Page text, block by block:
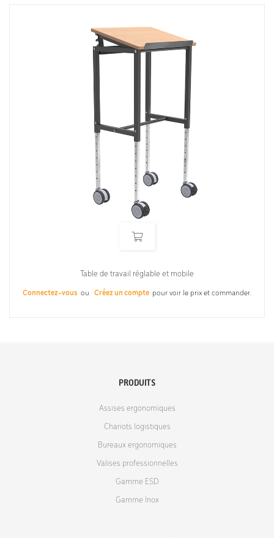
Table de travail réglable et mobile
Connectez-vous ou Créez un compte pour voir le prix et commander.
PRODUITS
Assises ergonomiques
Chariots logistiques
Bureaux ergonomiques
Valises professionnelles
Gamme ESD
Gamme Inox